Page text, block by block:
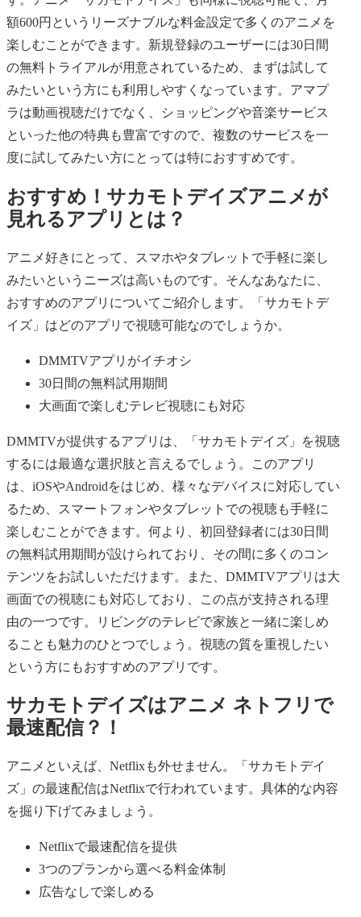
額600円というリーズナブルな料金設定で多くのアニメを
楽しむことができます。新規登録のユーザーには30日間
の無料トライアルが用意されているため、まずは試して
みたいという方にも利用しやすくなっています。アマプ
ラは動画視聴だけでなく、ショッピングや音楽サービス
といった他の特典も豊富ですので、複数のサービスを一
度に試してみたい方にとっては特におすすめです。
おすすめ！サカモトデイズアニメが
見れるアプリとは？
アニメ好きにとって、スマホやタブレットで手軽に楽し
みたいというニーズは高いものです。そんなあなたに、
おすすめのアプリについてご紹介します。「サカモトデ
イズ」はどのアプリで視聴可能なのでしょうか。
DMMTVアプリがイチオシ
30日間の無料試用期間
大画面で楽しむテレビ視聴にも対応
DMMTVが提供するアプリは、「サカモトデイズ」を視聴
するには最適な選択肢と言えるでしょう。このアプリ
は、iOSやAndroidをはじめ、様々なデバイスに対応してい
るため、スマートフォンやタブレットでの視聴も手軽に
楽しむことができます。何より、初回登録者には30日間
の無料試用期間が設けられており、その間に多くのコン
テンツをお試しいただけます。また、DMMTVアプリは大
画面での視聴にも対応しており、この点が支持される理
由の一つです。リビングのテレビで家族と一緒に楽しめ
ることも魅力のひとつでしょう。視聴の質を重視したい
という方にもおすすめのアプリです。
サカモトデイズはアニメ ネトフリで
最速配信？！
アニメといえば、Netflixも外せません。「サカモトデイ
ズ」の最速配信はNetflixで行われています。具体的な内容
を掘り下げてみましょう。
Netflixで最速配信を提供
3つのプランから選べる料金体制
広告なしで楽しめる